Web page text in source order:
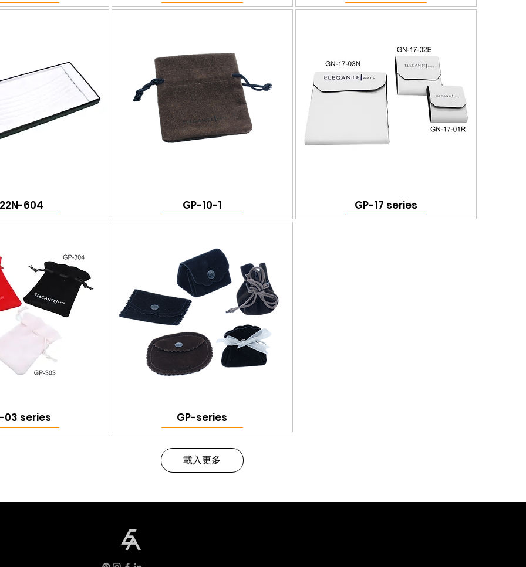
604 GP-10-1 GP-17 series
03 series GP-series
載入更多